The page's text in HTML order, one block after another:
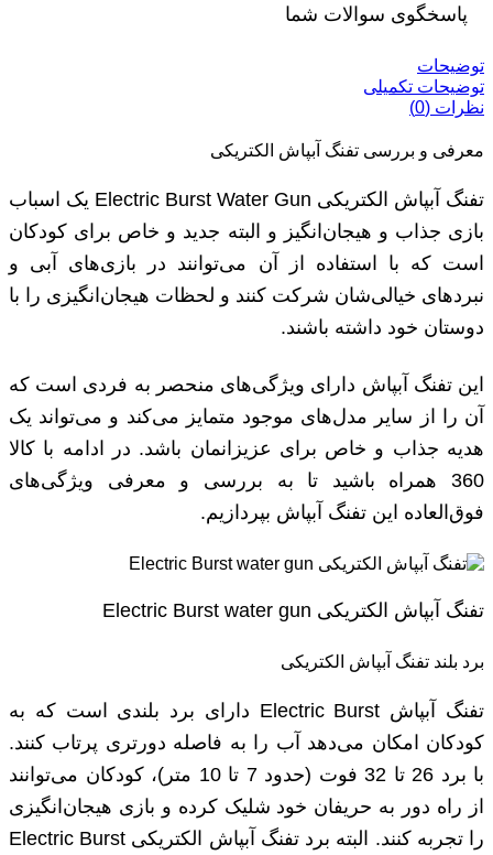
پاسخگوی سوالات شما
توضیحات
توضیحات تکمیلی
نظرات (0)
معرفی و بررسی تفنگ آبپاش الکتریکی
تفنگ آبپاش الکتریکی Electric Burst Water Gun یک اسباب
بازی جذاب و هیجان‌انگیز و البته جدید و خاص برای کودکان
است که با استفاده از آن می‌توانند در بازی‌های آبی و
نبردهای خیالی‌شان شرکت کنند و لحظات هیجان‌انگیزی را با
دوستان خود داشته باشند.
این تفنگ آبپاش دارای ویژگی‌های منحصر به فردی است که
آن را از سایر مدل‌های موجود متمایز می‌کند و می‌تواند یک
هدیه جذاب و خاص برای عزیزانمان باشد. در ادامه با کالا
360 همراه باشید تا به بررسی و معرفی ویژگی‌های
فوق‌العاده این تفنگ آبپاش بپردازیم.
تفنگ آبپاش الکتریکی Electric Burst water gun
برد بلند تفنگ آبپاش الکتریکی
تفنگ آبپاش Electric Burst دارای برد بلندی است که به
کودکان امکان می‌دهد آب را به فاصله دورتری پرتاب کنند.
با برد 26 تا 32 فوت (حدود 7 تا 10 متر)، کودکان می‌توانند
از راه دور به حریفان خود شلیک کرده و بازی هیجان‌انگیزی
را تجربه کنند. البته برد تفنگ آبپاش الکتریکی Electric Burst